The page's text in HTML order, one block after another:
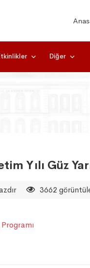
Diğer
Yılı Güz
3662